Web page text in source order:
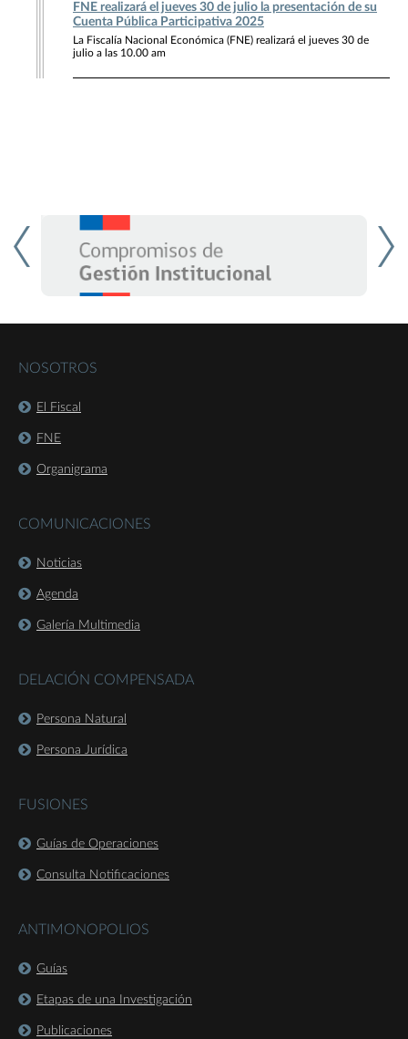
FNE realizará el jueves 30 de julio la presentación de su
Cuenta Pública Participativa 2025
La Fiscalía Nacional Económica (FNE) realizará el jueves 30 de
julio a las 10.00 am
NOSOTROS
El Fiscal
FNE
Organigrama
COMUNICACIONES
Noticias
Agenda
Galería Multimedia
DELACIÓN COMPENSADA
Persona Natural
Persona Jurídica
FUSIONES
Guías de Operaciones
Consulta Notificaciones
ANTIMONOPOLIOS
Guías
Etapas de una Investigación
Publicaciones